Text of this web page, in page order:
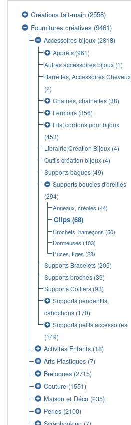
Créations fait-main (2558)
Fournitures créatives (9461)
Accessoires bijoux (2818)
Apprêts(961)
Autres accessoires bijoux(1)
Barrettes, Accessoires Cheveux
(2)
Chaines, chainettes(38)
Fermoirs(356)
Fils, cordons pour bijoux
(453)
Librairie Création Bijoux(4)
Outils création bijoux(4)
Supports bagues(49)
Supports boucles d'oreilles
(294)
Anneaux, créoles(44)
Clips(68)
Crochets, hameçons(50)
Dormeuses(103)
Puces, tiges(28)
Supports Bracelets(205)
Supports broches(39)
Supports Colliers(93)
Supports pendentifs,
cabochons(170)
Supports petits accessoires
(149)
Activités Enfants (18)
Arts Plastiques (7)
Breloques (2715)
Couture (1551)
Maison et Déco (235)
Perles (2100)